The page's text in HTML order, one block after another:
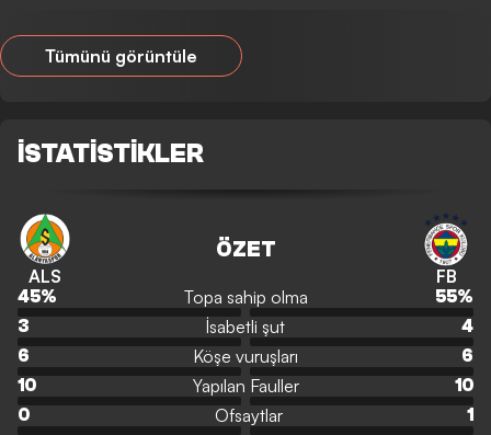
Tümünü görüntüle
İSTATISTIKLER
ALS
ÖZET
FB
45% Topa sahip olma 55%
3
İsabetli şut
4
6
Köşe vuruşları
6
10
Yapılan Fauller
10
0
Ofsaytlar 1